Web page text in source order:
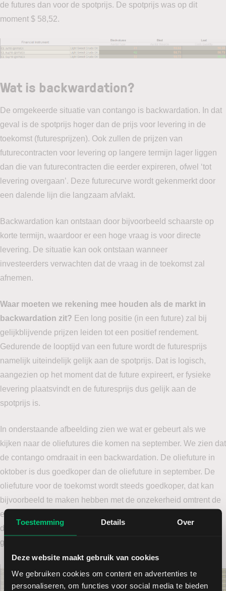
Toestemming Details Over
Deze website maakt gebruik van cookies
We gebruiken cookies om content en advertenties te
personaliseren, om functies voor social media te bieden
de futures dan voor de spotprijs. De spotprijs was op dit
moment $ 58,52.
Wat is backwardation?
De omgekeerde situatie van contango is backwardation. In dat
geval is de spotprijs hoger dan de prijs voor levering in de
toekomst (futuresprijzen). Ook zullen de prijzen van
futurecontracten voor levering op langere termijn lager liggen
dan die van futurecontracten die eerder expireren, ofwel ‘tot
levering overgaan’. Deze futurecurve wordt gekenmerkt door
een dalende lijn die langzaam afvlakt.
Backwardation kan ontstaan door bijvoorbeeld schaarste op
korte termijn, waardoor er een hoge vraag is voor directe
levering. De situatie kan ook ontstaan wanneer
investeerders verwachten dat de vraag in de toekomst zal
afnemen.
Waar moeten we rekening mee houden als de markt in
backwardation zit? Een long positie (in een future) zal bij
gelijkblijvende prijzen leiden tot een positief rendement.
Gedurende de looptijd van een future wordt de futuresprijs
namelijk uiteindelijk gelijk aan de spotprijs. Dat is logisch,
aangezien op het moment dat de future expireert, er fysieke
levering plaatsvindt en de futuresprijs dus gelijk aan de
spotprijs is.
In onderstaande afbeelding zien we wat er gebeurt als we
kijken naar de oliefutures die komen na september. We zien dat
de contango omdraait in een backwardation. De oliefuture in
oktober is dus goedkoper dan de oliefuture in september. De
oliefuture voor de toekomst wordt steeds goedkoper, dat kan
bijvoorbeeld te maken hebben met de onzekerheid omtrent de
economie. Vanwege de handelsoorlog denken beleggers dat
de economische groei gaat terugzakken, dit gaat veelal
gepaard met minder vraag naar olie.